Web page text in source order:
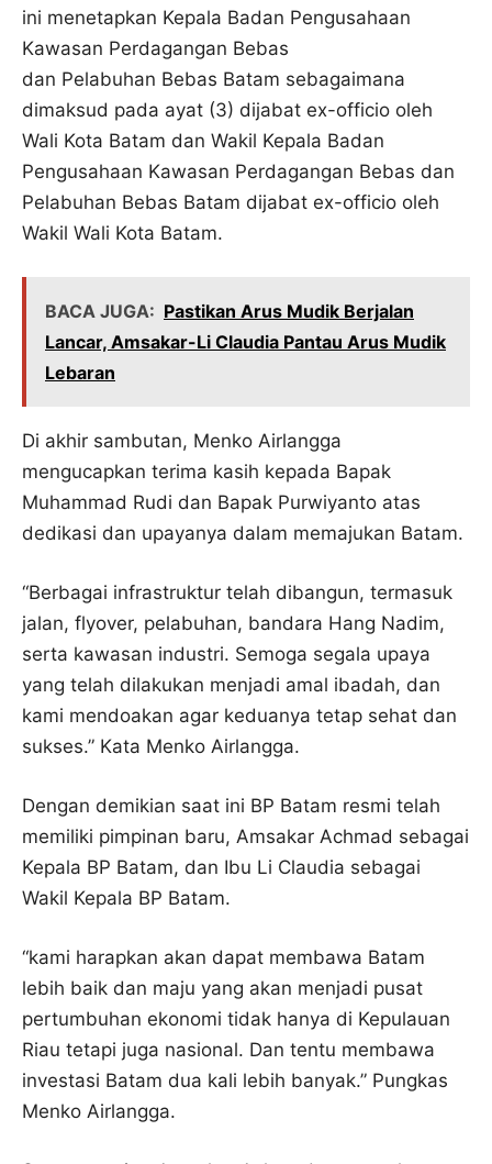
ini menetapkan Kepala Badan Pengusahaan
Kawasan Perdagangan Bebas
dan Pelabuhan Bebas Batam sebagaimana
dimaksud pada ayat (3) dijabat ex-officio oleh
Wali Kota Batam dan Wakil Kepala Badan
Pengusahaan Kawasan Perdagangan Bebas dan
Pelabuhan Bebas Batam dijabat ex-officio oleh
Wakil Wali Kota Batam.
BACA JUGA: Pastikan Arus Mudik Berjalan
Lancar, Amsakar-Li Claudia Pantau Arus Mudik
Lebaran
Di akhir sambutan, Menko Airlangga
mengucapkan terima kasih kepada Bapak
Muhammad Rudi dan Bapak Purwiyanto atas
dedikasi dan upayanya dalam memajukan Batam.
“Berbagai infrastruktur telah dibangun, termasuk
jalan, flyover, pelabuhan, bandara Hang Nadim,
serta kawasan industri. Semoga segala upaya
yang telah dilakukan menjadi amal ibadah, dan
kami mendoakan agar keduanya tetap sehat dan
sukses.” Kata Menko Airlangga.
Dengan demikian saat ini BP Batam resmi telah
memiliki pimpinan baru, Amsakar Achmad sebagai
Kepala BP Batam, dan Ibu Li Claudia sebagai
Wakil Kepala BP Batam.
“kami harapkan akan dapat membawa Batam
lebih baik dan maju yang akan menjadi pusat
pertumbuhan ekonomi tidak hanya di Kepulauan
Riau tetapi juga nasional. Dan tentu membawa
investasi Batam dua kali lebih banyak.” Pungkas
Menko Airlangga.